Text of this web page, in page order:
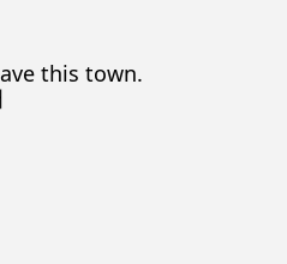
this town.